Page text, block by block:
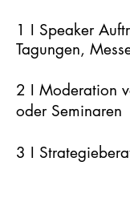
1 I Speaker
Tagungen,
2 I Moderation
oder Seminaren
3 I